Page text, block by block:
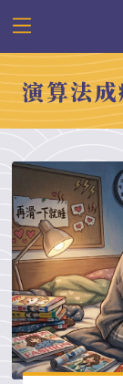
演算法